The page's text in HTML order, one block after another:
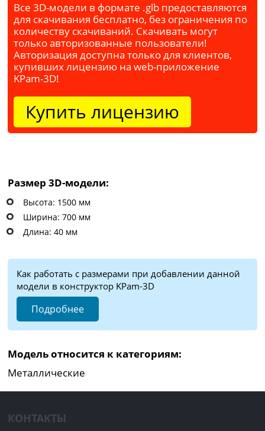
Все 3D-модели в формате .glb предоставляются
для скачивания бесплатно, без ограничения по
количеству скачиваний. Скачивать могут
только авторизованные пользователи!
Авторизация доступна только для клиентов,
купивших лицензию на web-приложение
KPam-3D!
Купить лицензию
Размер 3D-модели:
Высота: 1500 мм
Ширина: 700 мм
Длина: 40 мм
Как работать с размерами при добавлении данной
модели в конструктор KPam-3D
Подробнее
Модель относится к категориям:
Металлические
КОНТАКТЫ